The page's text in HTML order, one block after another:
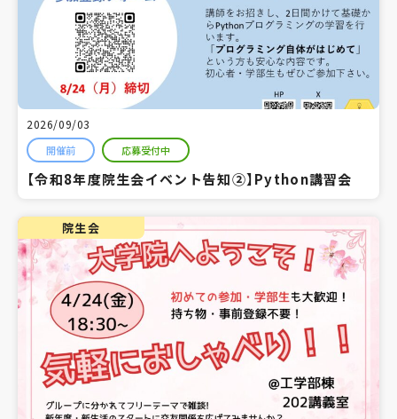
2026/09/03
開催前 応募受付中
【令和8年度院生会イベント告知②】Python講習会
院生会